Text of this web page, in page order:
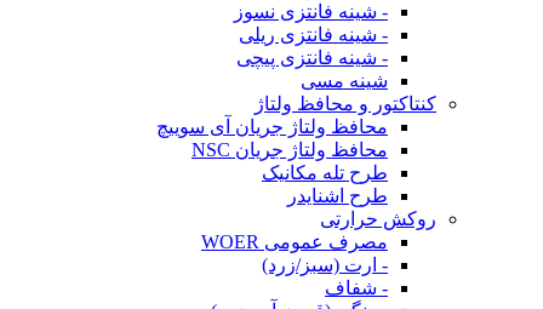
- شینه فانتزی نسوز
- شینه فانتزی ریلی
- شینه فانتزی پیچی
شینه مسی
کنتاکتور و محافظ ولتاژ
محافظ ولتاژ جریان آی سوییچ
محافظ ولتاژ جریان NSC
طرح تله مکانیک
طرح اشنایدر
روکش حرارتی
مصرف عمومی WOER
- ارت (سبز/زرد)
- شفاف